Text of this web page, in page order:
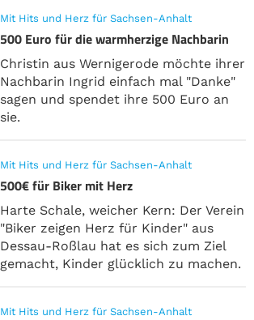
Mit Hits und Herz für Sachsen-Anhalt
500 Euro für die warmherzige Nachbarin
Christin aus Wernigerode möchte ihrer
Nachbarin Ingrid einfach mal "Danke"
sagen und spendet ihre 500 Euro an
sie.
Mit Hits und Herz für Sachsen-Anhalt
500€ für Biker mit Herz
Harte Schale, weicher Kern: Der Verein
"Biker zeigen Herz für Kinder" aus
Dessau-Roßlau hat es sich zum Ziel
gemacht, Kinder glücklich zu machen.
Mit Hits und Herz für Sachsen-Anhalt